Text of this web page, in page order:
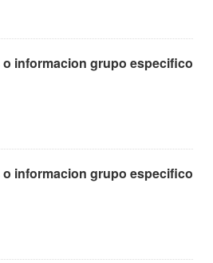
informacion grupo especifico
informacion grupo especifico